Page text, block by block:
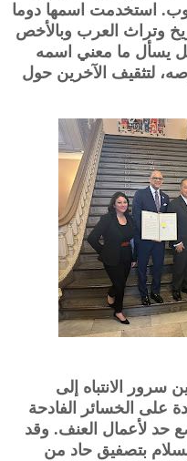
استخدمت اسمها دوما
وتراث العرب وبالأخص
يسأل ما معني اسمه
لتثقيف الآخرين حول
سرور الانتباه إلى
على الخسائر الفادحة
حد لأعمال العنف. وقد
بتصفيق حاد من